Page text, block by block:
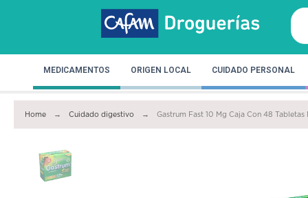
MEDICAMENTOS ORIGEN LOCAL CUIDADO PERSONAL
Home Cuidado digestivo Gastrum Fast 10 Mg Caja Con 48